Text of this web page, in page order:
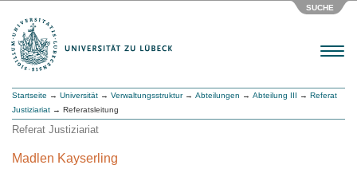
SUCHE
Menu
Startseite → Universität → Verwaltungsstruktur→ Abteilungen → Abteilung III → Referat
Justiziariat → Referatsleitung
Referat Justiziariat
Madlen Kayserling